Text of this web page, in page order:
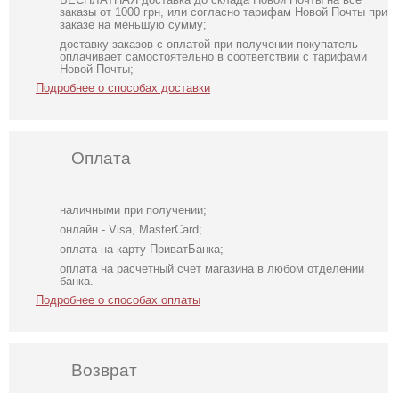
заказы от 1000 грн, или согласно тарифам Новой Почты при
заказе на меньшую сумму;
доставку заказов с оплатой при получении покупатель
оплачивает самостоятельно в соответствии с тарифами
Новой Почты;
Подробнее о способах доставки
Оплата
наличными при получении;
онлайн - Visa, MasterCard;
оплата на карту ПриватБанка;
оплата на расчетный счет магазина в любом отделении
банка.
Подробнее о способах оплаты
Возврат